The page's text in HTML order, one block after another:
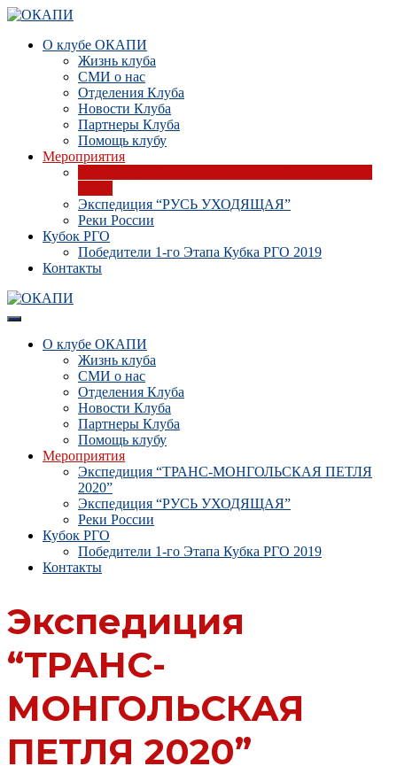
О клубе ОКАПИ
Жизнь клуба
СМИ о нас
Отделения Клуба
Новости Клуба
Партнеры Клуба
Помощь клубу
Мероприятия
Экспедиция “РУСЬ УХОДЯЩАЯ”
Реки России
Кубок РГО
Победители 1-го Этапа Кубка РГО 2019
Контакты
О клубе ОКАПИ
Жизнь клуба
СМИ о нас
Отделения Клуба
Новости Клуба
Партнеры Клуба
Помощь клубу
Мероприятия
Экспедиция “ТРАНС-МОНГОЛЬСКАЯ ПЕТЛЯ
2020”
Экспедиция “РУСЬ УХОДЯЩАЯ”
Реки России
Кубок РГО
Победители 1-го Этапа Кубка РГО 2019
Контакты
Экспедиция
“ТРАНС-
МОНГОЛЬСКАЯ
ПЕТЛЯ 2020”